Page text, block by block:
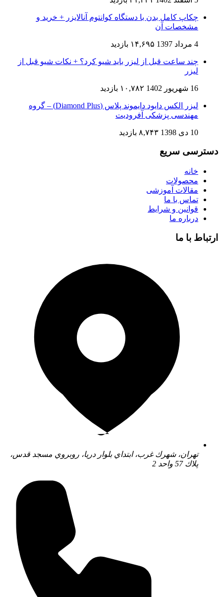
چکاپ کامل بدن با دستگاه کوانتوم آنالایزر + خرید و
مشخصات آن
4 مرداد 1397 ۱۴,۶۹۵ بازدید
چند ساعت قبل از لیزر باید شیو کرد؟ + نکات شیو قبل از
لیزر
16 شهریور 1402 ۱۰,۷۸۲ بازدید
لیزر الکس دایود دایموند پلاس (Diamond Plus) – گروه
مهندسی پزشکی آفرودیت
10 دی 1398 ۸,۷۴۳ بازدید
دسترسی سریع
خانه
محصولات
مقالات آموزشی
تماس با ما
قوانین و شرایط
درباره ما
ارتباط با ما
تهران، شهرك غرب، ابتداي بلوار دريا، روبروي مسجد قدس،
پلاك 57 واحد 2